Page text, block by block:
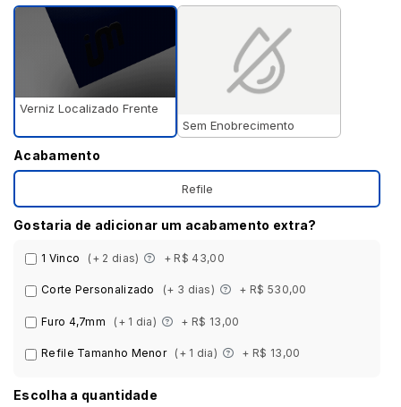
Verniz Localizado Frente
Sem Enobrecimento
Acabamento
Refile
Gostaria de adicionar um acabamento extra?
1 Vinco (+ 2 dias) + R$ 43,00
Corte Personalizado (+ 3 dias) + R$ 530,00
Furo 4,7mm (+ 1 dia) + R$ 13,00
Refile Tamanho Menor (+ 1 dia) + R$ 13,00
Escolha a quantidade